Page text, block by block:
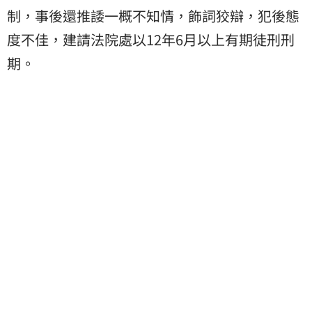
制，事後還推諉一概不知情，飾詞狡辯，犯後態
度不佳，建請法院處以12年6月以上有期徒刑刑
期。